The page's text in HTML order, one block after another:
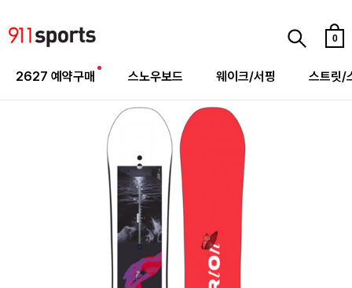
0
2627 예약구매 스노우보드 웨이크/서핑 스트릿/